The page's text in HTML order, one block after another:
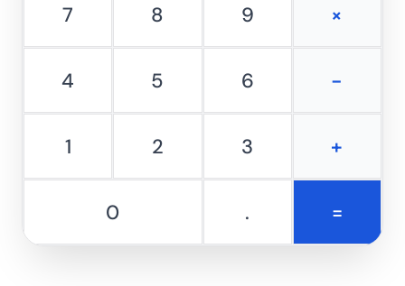
7 8 9 ×
4 5 6 −
1 2 3 +
0 . =